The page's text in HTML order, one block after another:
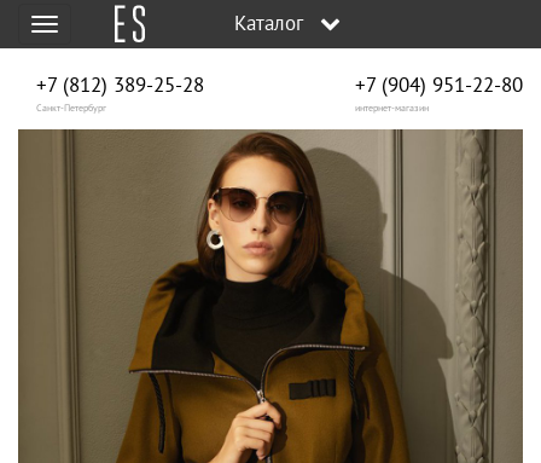
Меню Каталог
+7 (812) 389-25-28
Санкт-Петербург
+7 (904) 951‑22‑80
интернет-магазин